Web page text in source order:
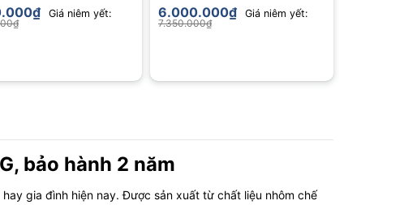
₫
Giá niêm yết:
₫
6.000.000₫
Giá niêm yết:
7.350.000₫
bảo hành 2 năm
gia đình hiện nay. Được sản xuất từ chất liệu nhôm chế